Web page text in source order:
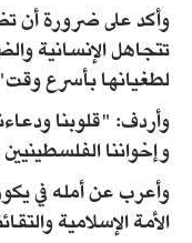
وأكد على ضرورة أن
تتجاهل الإنسانية
لطغيانها بأسرع
وأردف: "قلوبنا
وإخواننا
وأعرب عن أمله في
الأمة الإسلامية